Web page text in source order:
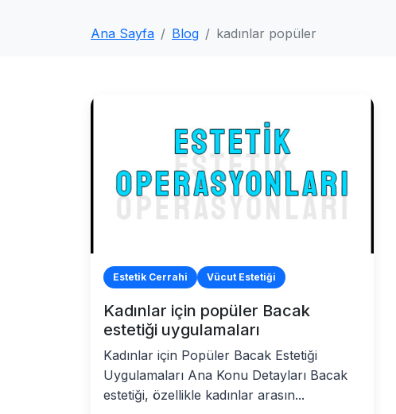
Ana Sayfa Blog kadınlar popüler
Estetik Cerrahi Vücut Estetiği
Kadınlar için popüler Bacak
estetiği uygulamaları
Kadınlar için Popüler Bacak Estetiği
Uygulamaları Ana Konu Detayları Bacak
estetiği, özellikle kadınlar arasın...